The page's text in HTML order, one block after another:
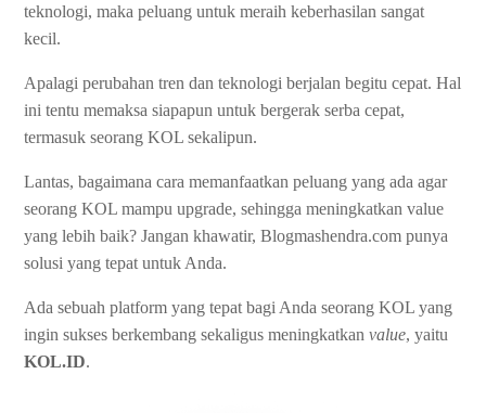
teknologi, maka peluang untuk meraih keberhasilan sangat
kecil.
Apalagi perubahan tren dan teknologi berjalan begitu cepat. Hal
ini tentu memaksa siapapun untuk bergerak serba cepat,
termasuk seorang KOL sekalipun.
Lantas, bagaimana cara memanfaatkan peluang yang ada agar
seorang KOL mampu upgrade, sehingga meningkatkan value
yang lebih baik? Jangan khawatir, Blogmashendra.com punya
solusi yang tepat untuk Anda.
Ada sebuah platform yang tepat bagi Anda seorang KOL yang
ingin sukses berkembang sekaligus meningkatkan value, yaitu
KOL.ID.